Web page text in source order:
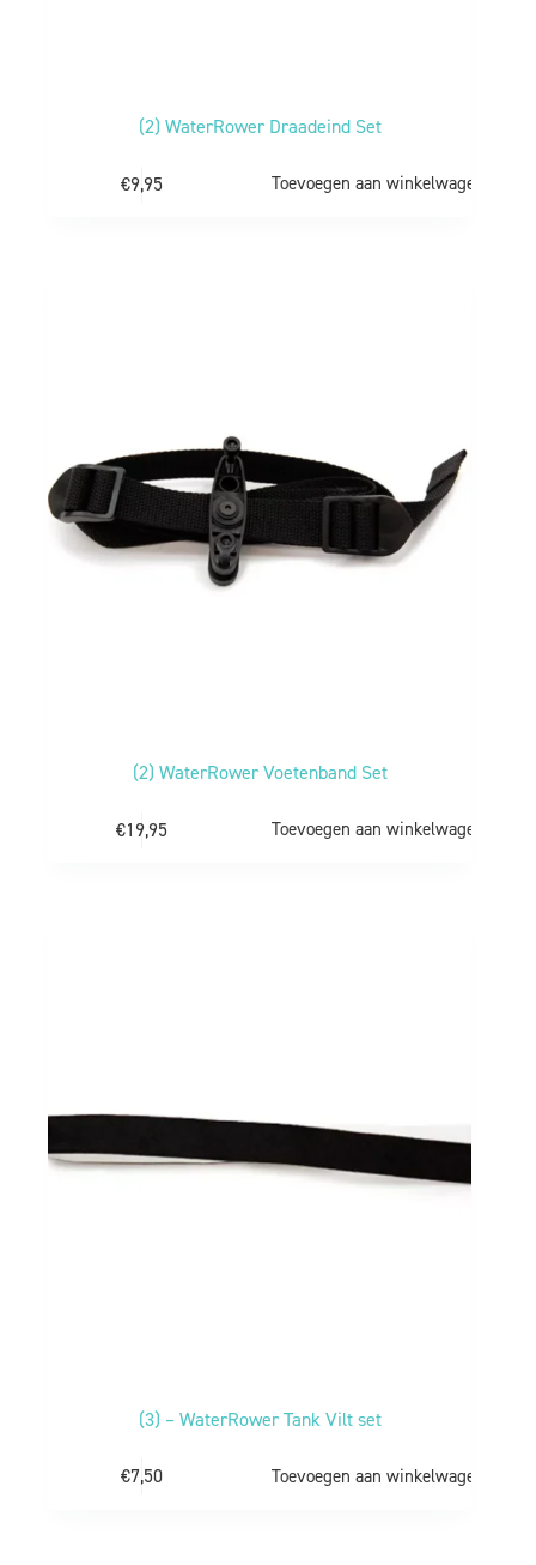
(2) WaterRower Draadeind Set
€9,95 Toevoegen aan winkelwagen
(2) WaterRower Voetenband Set
€19,95 Toevoegen aan winkelwagen
(3) – WaterRower Tank Vilt set
€7,50 Toevoegen aan winkelwagen